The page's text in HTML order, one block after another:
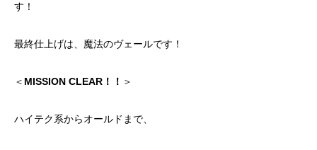
す！
最終仕上げは、 魔法のヴェールです！
＜ MISSION CLEAR！！ ＞
ハイテク系からオールドまで、